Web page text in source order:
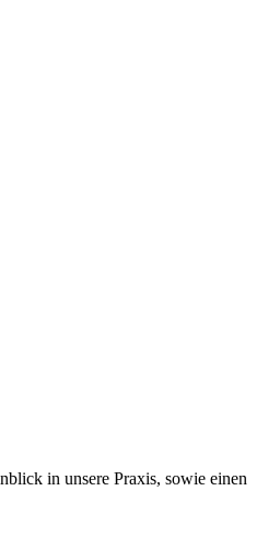
in unsere Praxis, sowie einen